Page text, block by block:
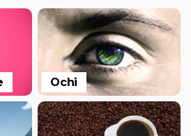
Ochi